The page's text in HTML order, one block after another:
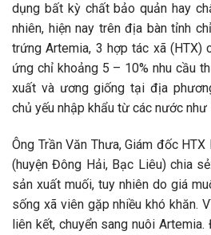
dụng bất kỳ chất bảo quản hay
nhiên, hiện nay trên địa bàn tỉnh
trứng Artemia, 3 hợp tác xã (HTX)
ứng chỉ khoảng 5 – 10% nhu cầu
xuất và ương giống tại địa
chủ yếu nhập khẩu từ các nước như
Ông Trần Văn Thưa, Giám đốc
(huyện Đông Hải, Bạc Liêu) chia
sản xuất muối, tuy nhiên do giá
sống xã viên gặp nhiều khó khăn.
liên kết, chuyển sang nuôi